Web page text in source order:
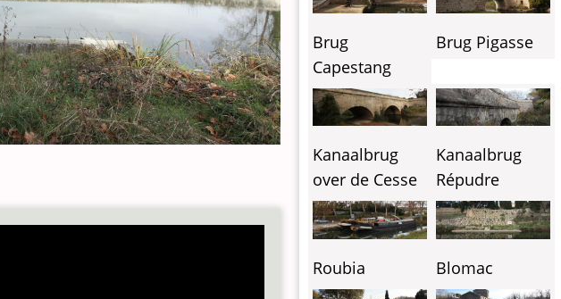
Brug
Capestang
Brug Pigasse
Kanaalbrug
over de Cesse
Kanaalbrug
Répudre
Roubia Blomac